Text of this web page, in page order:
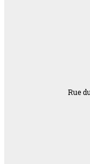
Rue